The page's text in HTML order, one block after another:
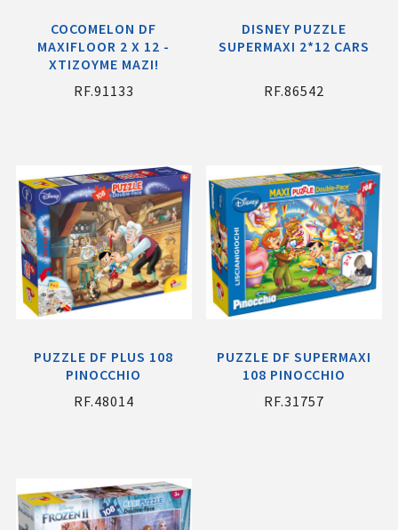
COCOMELON DF
MAXIFLOOR 2 X 12 -
ΧΤΙΖΟΥΜΕ ΜΑΖΙ!
RF.91133
DISNEY PUZZLE
SUPERMAXI 2*12 CARS
RF.86542
PUZZLE DF PLUS 108
PINOCCHIO
RF.48014
PUZZLE DF SUPERMAXI
108 PINOCCHIO
RF.31757